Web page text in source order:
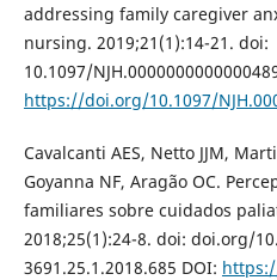
addressing family caregiver
nursing. 2019;21(1):14-21. doi:
10.1097/
https://doi.org/10.1097/
Cavalcanti AES, Netto JJM,
Goyanna NF, Aragão OC.
familiares sobre cuidados
2018;25(1):24-8. doi: doi.org/
3691.25.1.2018.685 DOI: